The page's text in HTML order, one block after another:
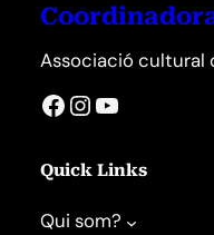
Associació cultural
Facebook InstagramYouTube
Quick Links
Qui som?